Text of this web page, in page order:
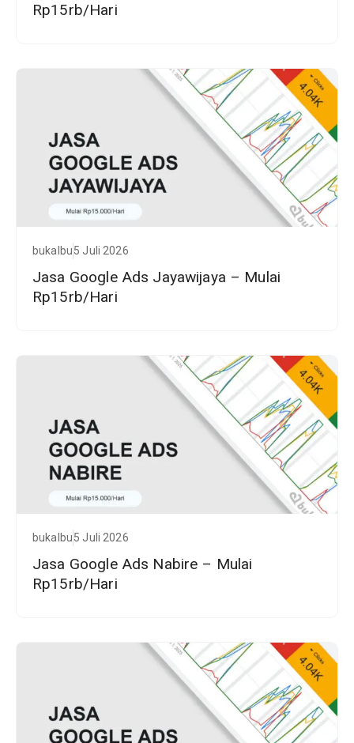
Rp15rb/Hari
bukalbu5 Juli 2026
Jasa Google Ads Jayawijaya – Mulai
Rp15rb/Hari
bukalbu5 Juli 2026
Jasa Google Ads Nabire – Mulai
Rp15rb/Hari